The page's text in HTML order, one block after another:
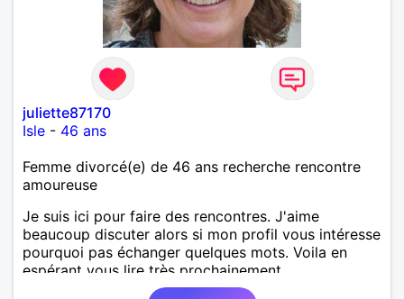
juliette87170
Isle - 46 ans
Femme divorcé(e) de 46 ans recherche rencontre
amoureuse
Je suis ici pour faire des rencontres. J'aime
beaucoup discuter alors si mon profil vous intéresse
pourquoi pas échanger quelques mots. Voila en
espérant vous lire très prochainement